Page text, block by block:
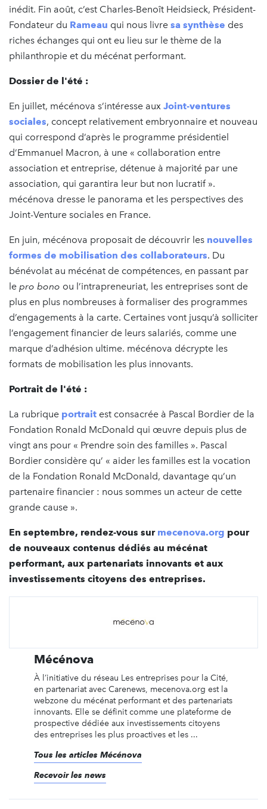
inédit. Fin août, c’est Charles-Benoît Heidsieck, Président-
Fondateur du Rameau qui nous livre sa synthèse des
riches échanges qui ont eu lieu sur le thème de la
philanthropie et du mécénat performant.
Dossier de l'été :
En juillet, mécénova s’intéresse aux Joint-ventures
sociales, concept relativement embryonnaire et nouveau
qui correspond d’après le programme présidentiel
d’Emmanuel Macron, à une « collaboration entre
association et entreprise, détenue à majorité par une
association, qui garantira leur but non lucratif ».
mécénova dresse le panorama et les perspectives des
Joint-Venture sociales en France.
En juin, mécénova proposait de découvrir les nouvelles
formes de mobilisation des collaborateurs. Du
bénévolat au mécénat de compétences, en passant par
le pro bono ou l’intrapreneuriat, les entreprises sont de
plus en plus nombreuses à formaliser des programmes
d’engagements à la carte. Certaines vont jusqu’à solliciter
l’engagement financier de leurs salariés, comme une
marque d’adhésion ultime. mécénova décrypte les
formats de mobilisation les plus innovants.
Portrait de l'été :
La rubrique portrait est consacrée à Pascal Bordier de la
Fondation Ronald McDonald qui œuvre depuis plus de
vingt ans pour « Prendre soin des familles ». Pascal
Bordier considère qu’ « aider les familles est la vocation
de la Fondation Ronald McDonald, davantage qu’un
partenaire financier : nous sommes un acteur de cette
grande cause ».
En septembre, rendez-vous sur mecenova.org pour
de nouveaux contenus dédiés au mécénat
performant, aux partenariats innovants et aux
investissements citoyens des entreprises.
Mécénova
À l’initiative du réseau Les entreprises pour la Cité,
en partenariat avec Carenews, mecenova.org est la
webzone du mécénat performant et des partenariats
innovants. Elle se définit comme une plateforme de
prospective dédiée aux investissements citoyens
des entreprises les plus proactives et les ...
Tous les articles Mécénova
Recevoir les news